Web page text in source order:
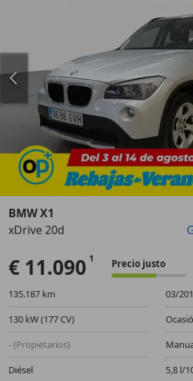
Anterior
BMW X1
xDrive 20d
€ 11.090 Precio justo
135.187 km
03/
130 kW (177 CV)
- (Propietarios)
Diésel
5,8 l/